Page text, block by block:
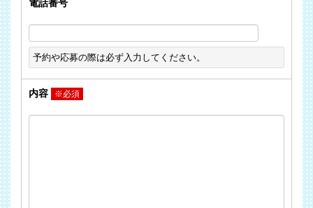
電話番号
予約や応募の際は必ず入力してください。
内容 ※必須